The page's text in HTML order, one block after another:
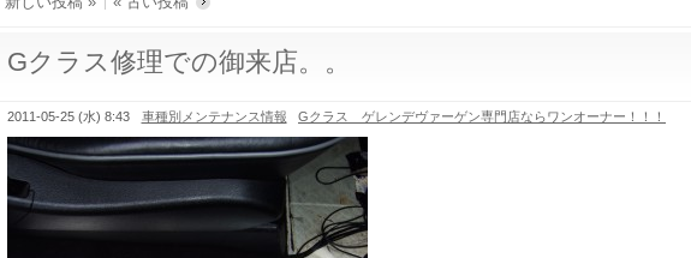
Gクラス修理での御来店。。
2011-05-25 (水) 8:43 車種別メンテナンス情報 Gクラス ゲレンデヴァーゲン専門店ならワンオーナー！！！